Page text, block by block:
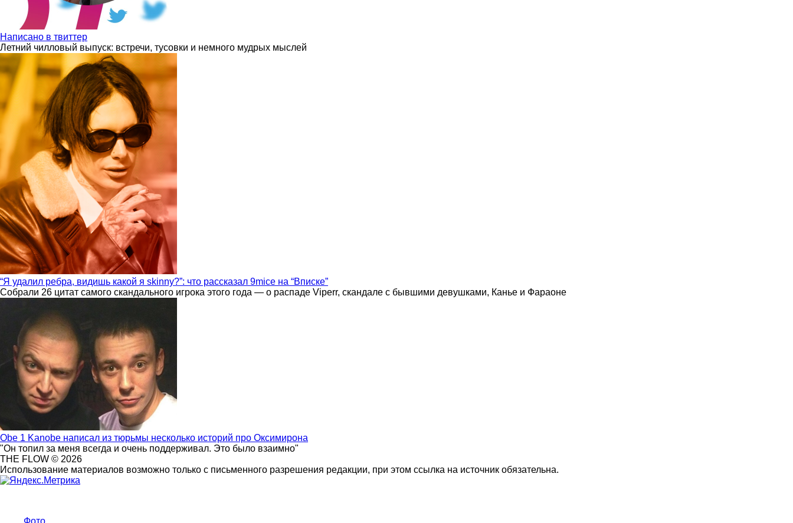
Написано в твиттер
Летний чилловый выпуск: встречи, тусовки и немного мудрых мыслей
“Я удалил ребра, видишь какой я skinny?”: что рассказал 9mice на “Вписке”
Собрали 26 цитат самого скандального игрока этого года — о распаде Viperr, скандале с бывшими девушками, Канье и Фараоне
Obe 1 Kanobe написал из тюрьмы несколько историй про Оксимирона
"Он топил за меня всегда и очень поддерживал. Это было взаимно"
THE FLOW © 2026
Использование материалов возможно только с письменного разрешения редакции, при этом ссылка на источник обязательна.
Фото